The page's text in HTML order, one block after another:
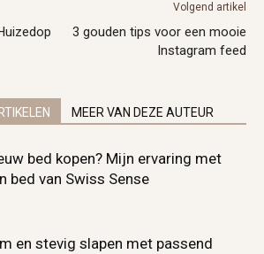
Volgend artikel
3 gouden tips voor een mooie
Instagram feed
MEER VAN DEZE AUTEUR
bed kopen? Mijn ervaring met
bed van Swiss Sense
en stevig slapen met passend